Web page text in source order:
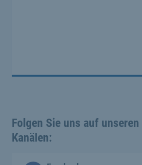
Folgen Sie uns auf
Kanälen: